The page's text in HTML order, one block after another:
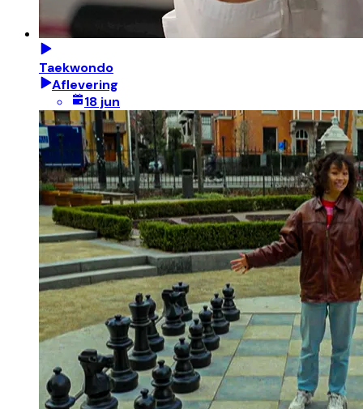
Taekwondo
Aflevering
18 jun